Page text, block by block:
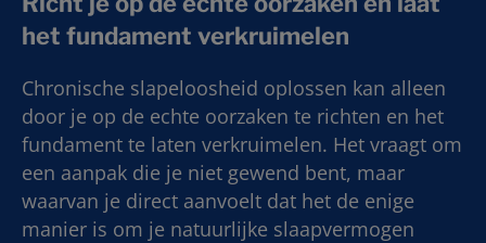
het fundament verkruimelen
Chronische slapeloosheid oplossen kan alleen
door je op de echte oorzaken te richten en het
fundament te laten verkruimelen. Het vraagt om
een aanpak die je niet gewend bent, maar
waarvan je direct aanvoelt dat het de enige
manier is om je natuurlijke slaapvermogen